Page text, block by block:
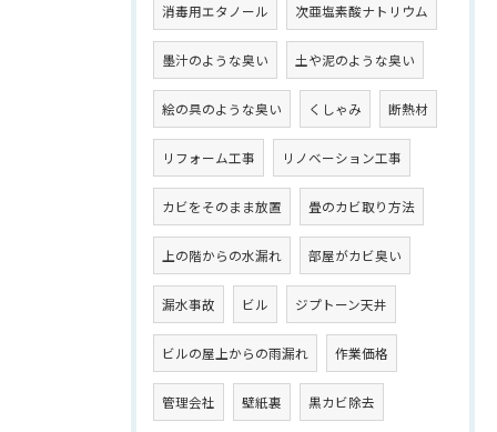
消毒用エタノール 次亜塩素酸ナトリウム
墨汁のような臭い 土や泥のような臭い
絵の具のような臭い くしゃみ 断熱材
リフォーム工事 リノベーション工事
カビをそのまま放置 畳のカビ取り方法
上の階からの水漏れ 部屋がカビ臭い
漏水事故 ビル ジプトーン天井
ビルの屋上からの雨漏れ 作業価格
管理会社 壁紙裏 黒カビ除去